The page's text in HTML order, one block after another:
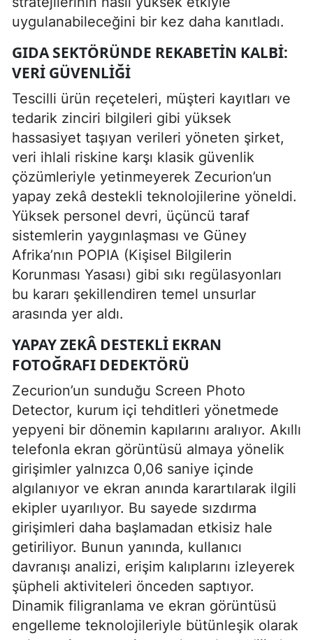
uygulanabileceğini bir kez daha kanıtladı.
GIDA SEKTÖRÜNDE REKABETIN KALBI:
VERI GÜVENLIĞI
Tescilli ürün reçeteleri, müşteri kayıtları ve
tedarik zinciri bilgileri gibi yüksek
hassasiyet taşıyan verileri yöneten şirket,
veri ihlali riskine karşı klasik güvenlik
çözümleriyle yetinmeyerek Zecurion’un
yapay zekâ destekli teknolojilerine yöneldi.
Yüksek personel devri, üçüncü taraf
sistemlerin yaygınlaşması ve Güney
Afrika’nın POPIA (Kişisel Bilgilerin
Korunması Yasası) gibi sıkı regülasyonları
bu kararı şekillendiren temel unsurlar
arasında yer aldı.
YAPAY ZEKÂ DESTEKLI EKRAN
FOTOĞRAFI DEDEKTÖRÜ
Zecurion’un sunduğu Screen Photo
Detector, kurum içi tehditleri yönetmede
yepyeni bir dönemin kapılarını aralıyor. Akıllı
telefonla ekran görüntüsü almaya yönelik
girişimler yalnızca 0,06 saniye içinde
algılanıyor ve ekran anında karartılarak ilgili
ekipler uyarılıyor. Bu sayede sızdırma
girişimleri daha başlamadan etkisiz hale
getiriliyor. Bunun yanında, kullanıcı
davranışı analizi, erişim kalıplarını izleyerek
şüpheli aktiviteleri önceden saptıyor.
Dinamik filigranlama ve ekran görüntüsü
engelleme teknolojileriyle bütünleşik olarak